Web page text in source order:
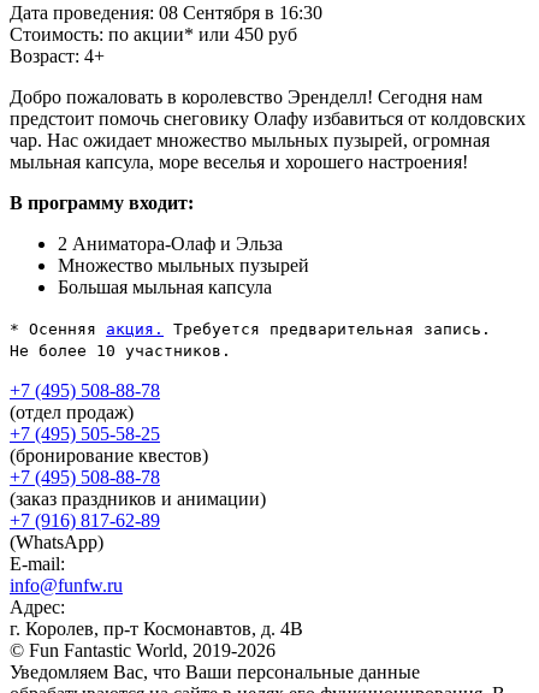
Дата проведения: 08 Сентября в 16:30
Стоимость: по акции* или 450 руб
Возраст: 4+
Добро пожаловать в королевство Эренделл! Сегодня нам
предстоит помочь снеговику Олафу избавиться от колдовских
чар. Нас ожидает множество мыльных пузырей, огромная
мыльная капсула, море веселья и хорошего настроения!
В программу входит:
2 Аниматора-Олаф и Эльза
Множество мыльных пузырей
Большая мыльная капсула
* Осенняя акция.
Требуется предварительная запись.
Не более 10 участников.
+7 (495) 508-88-78
(отдел продаж)
+7 (495) 505-58-25
(бронирование квестов)
+7 (495) 508-88-78
(заказ праздников и анимации)
+7 (916) 817-62-89
(WhatsApp)
E-mail:
info@funfw.ru
Адрес:
г. Королев, пр-т Космонавтов, д. 4В
© Fun Fantastic World, 2019-2026
Уведомляем Вас, что Ваши персональные данные